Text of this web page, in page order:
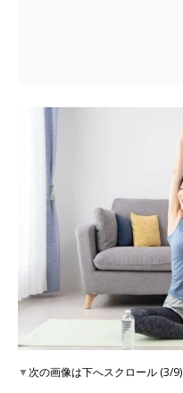
▼次の画像は下へスクロール (3/9)